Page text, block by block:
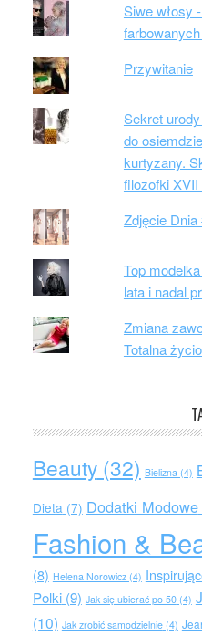
Siwe włosy
Przywitanie
Sekret
do
kurtyzany.
filozofki XVII
Zdjęcie Dnia
Top
lata i nadal
Zmiana
Totalna
Beauty(32) Bielizna(4)
Dieta(7) Dodatki Modowe
Fashion &
(8) Helena Norowicz(4)
Polki(9) Jak się ubierać po 50(4)
(10) Jak zrobić samodzielnie(4)